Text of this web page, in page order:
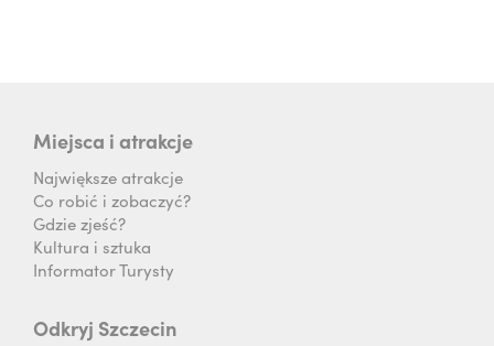
Miejsca i atrakcje
Największe atrakcje
Co robić i zobaczyć?
Gdzie zjeść?
Kultura i sztuka
Informator Turysty
Odkryj Szczecin